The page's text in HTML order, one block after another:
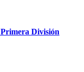
División